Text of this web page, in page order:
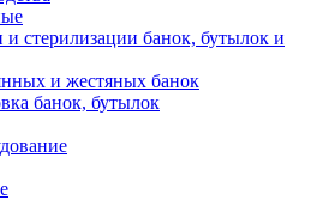
стерилизации банок, бутылок и
и жестяных банок
банок, бутылок